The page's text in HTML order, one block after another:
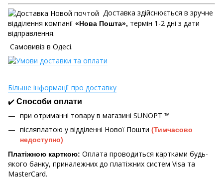
Доставка здійснюється в зручне
відділення компанії «Нова Пошта», термін 1-2 дні з дати
відправлення.
Самовивіз в Одесі.
Більше інформації про доставку
✔️ Способи оплати
при отриманні товару в магазині SUNOPT ™
післяплатою у відділенні Нової Пошти (Тимчасово
недоступно)
Платіжною карткою: Оплата проводиться картками будь-
якого банку, приналежних до платіжних систем Visa та
MasterCard.